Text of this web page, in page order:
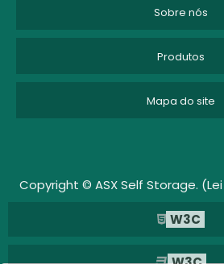
DEPOSITO DE MOVEIS SÃO PAULO
DEPÓSITO PARA GUARDAR MÓVEIS
EMPRESA DE GUARDA VOLUMES
EMPRESAS DE SELF STORAGE
Sobre nós
Produtos
Mapa do site
Copyright © ASX Self Storage. (Lei
W3C